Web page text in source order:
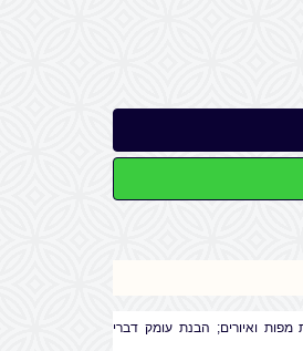
ואיורים; הבנת עומק דברי